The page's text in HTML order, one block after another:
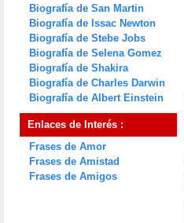
Biografía de San Martin
Biografía de Issac Newton
Biografía de Stebe Jobs
Biografía de Selena Gomez
Biografía de Shakira
Biografía de Charles Darwin
Biografía de Albert Einstein
Enlaces de Interés :
Frases de Amor
Frases de Amistad
Frases de Amigos